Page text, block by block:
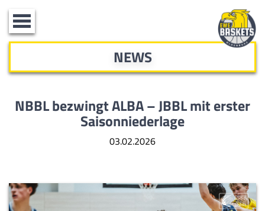
Toggle
navigation
NEWS
NBBL bezwingt ALBA – JBBL mit erster
Saisonniederlage
03.02.2026